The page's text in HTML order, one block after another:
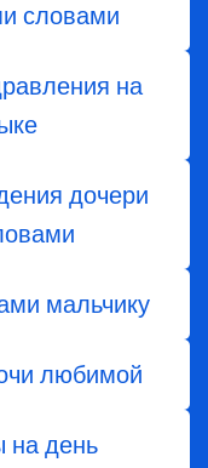
словами
на
дочери
мальчику
любимой
на день